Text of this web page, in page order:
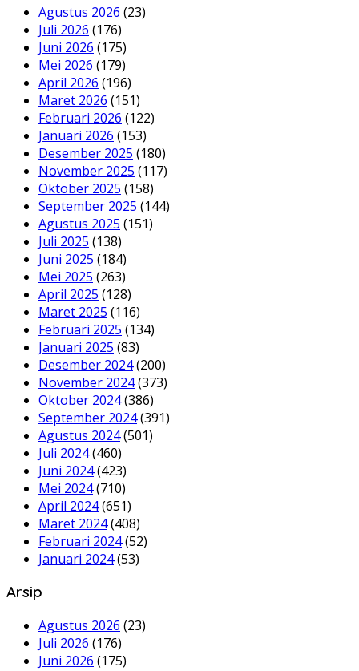
Agustus 2026 (23)
Juli 2026 (176)
Juni 2026 (175)
Mei 2026 (179)
April 2026 (196)
Maret 2026 (151)
Februari 2026 (122)
Januari 2026 (153)
Desember 2025 (180)
November 2025 (117)
Oktober 2025 (158)
September 2025 (144)
Agustus 2025 (151)
Juli 2025 (138)
Juni 2025 (184)
Mei 2025 (263)
April 2025 (128)
Maret 2025 (116)
Februari 2025 (134)
Januari 2025 (83)
Desember 2024(200)
November 2024(373)
Oktober 2024(386)
September 2024(391)
Agustus 2024(501)
Juli 2024(460)
Juni 2024(423)
Mei 2024(710)
April 2024(651)
Maret 2024(408)
Februari 2024(52)
Januari 2024(53)
Arsip
Agustus 2026 (23)
Juli 2026 (176)
Juni 2026 (175)